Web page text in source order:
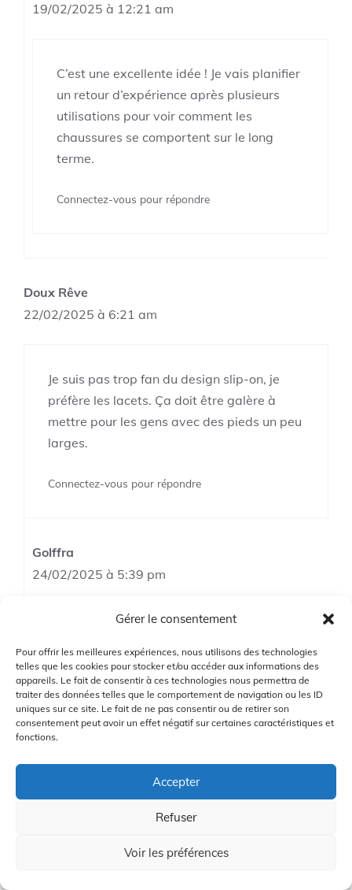
Gérer le consentement
Pour offrir les meilleures expériences, nous utilisons des technologies
telles que les cookies pour stocker et/ou accéder aux informations des
appareils. Le fait de consentir à ces technologies nous permettra de
traiter des données telles que le comportement de navigation ou les ID
uniques sur ce site. Le fait de ne pas consentir ou de retirer son
consentement peut avoir un effet négatif sur certaines caractéristiques et
fonctions.
Accepter
Refuser
Voir les préférences
19/02/2025 à 12:21 am
C’est une excellente idée ! Je vais planifier
un retour d’expérience après plusieurs
utilisations pour voir comment les
chaussures se comportent sur le long
terme.
Connectez-vous pour répondre
Doux Rêve
22/02/2025 à 6:21 am
Je suis pas trop fan du design slip-on, je
préfère les lacets. Ça doit être galère à
mettre pour les gens avec des pieds un peu
larges.
Connectez-vous pour répondre
Golffra
24/02/2025 à 5:39 pm
peuvent avoir du mal avec le slip-on, mais
j’ai trouvé que ça s’assouplit avec le
temps. Mais tu as raison, ça dépend des
pieds !
Connectez-vous pour répondre